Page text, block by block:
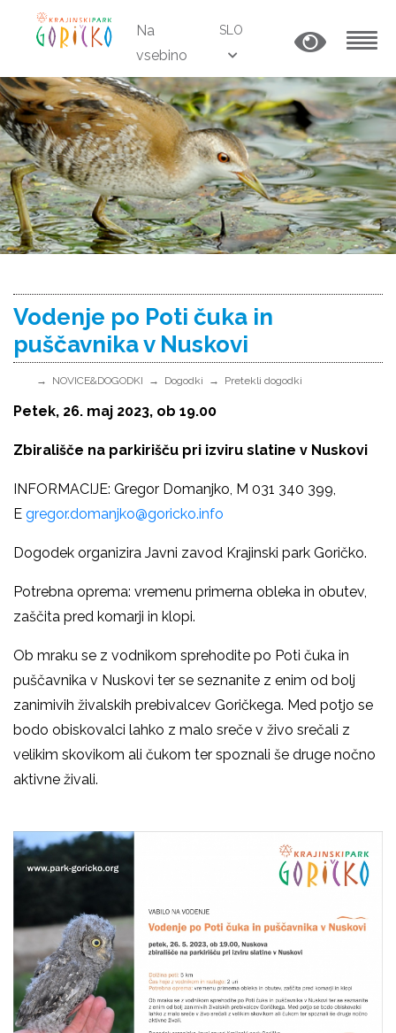
Na
vsebino
SLO
Vodenje po Poti čuka in
puščavnika v Nuskovi
NOVICE&DOGODKI Dogodki Pretekli dogodki
Petek, 26. maj 2023, ob 19.00
Zbirališče na parkirišču pri izviru slatine v Nuskovi
INFORMACIJE: Gregor Domanjko, M 031 340 399,
E gregor.domanjko@goricko.info
Dogodek organizira Javni zavod Krajinski park Goričko.
Potrebna oprema: vremenu primerna obleka in obutev,
zaščita pred komarji in klopi.
Ob mraku se z vodnikom sprehodite po Poti čuka in
puščavnika v Nuskovi ter se seznanite z enim od bolj
zanimivih živalskih prebivalcev Goričkega. Med potjo se
bodo obiskovalci lahko z malo sreče v živo srečali z
velikim skovikom ali čukom ter spoznali še druge nočno
aktivne živali.